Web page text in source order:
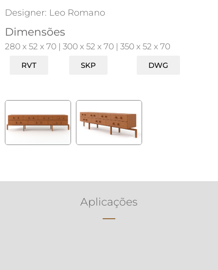
Designer: Leo Romano
Dimensões
280 x 52 x 70 | 300 x 52 x 70 | 350 x 52 x 70
RVT SKP DWG
Aplicações